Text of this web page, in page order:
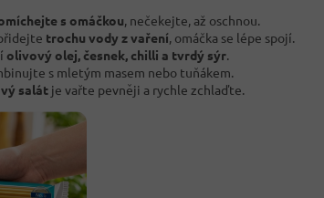
s omáčkou, nečekejte, až oschnou.
trochu vody z vaření, omáčka se lépe spojí.
olivový olej, česnek, chilli a tvrdý sýr.
s mletým masem nebo tuňákem.
salát je vařte pevněji a rychle zchlaďte.